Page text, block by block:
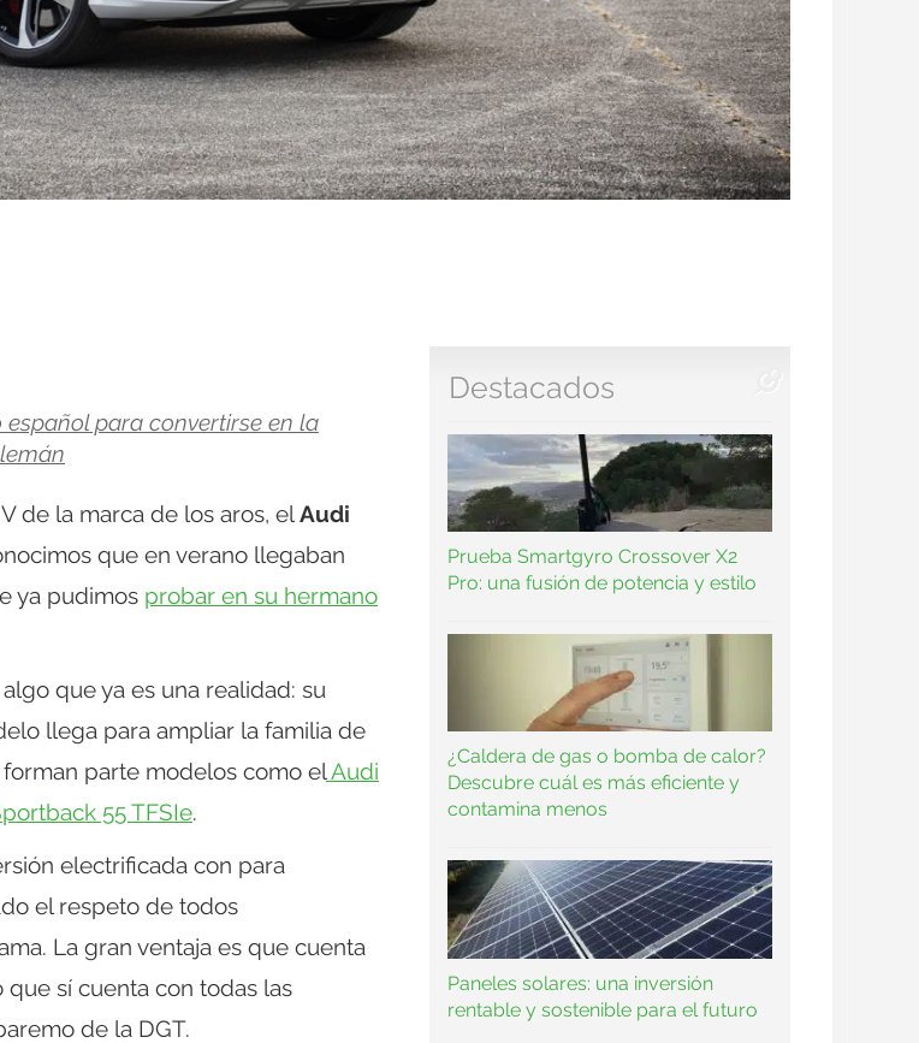
español para convertirse en la
de la marca de los aros, elAudi
que en verano llegaban
ya pudimos probar en su hermano
que ya es una realidad: su
llega para ampliar la familia de
parte modelos como elAudi
55 TFSIe.
electrificada con para
el respeto de todos
La gran ventaja es que cuenta
que sí cuenta con todas las
de la DGT.
Destacados
Prueba Smartgyro Crossover X2
Pro: una fusión de potencia y estilo
¿Caldera de gas o bomba de calor?
Descubre cuál es más eficiente y
contamina menos
Paneles solares: una inversión
rentable y sostenible para el futuro